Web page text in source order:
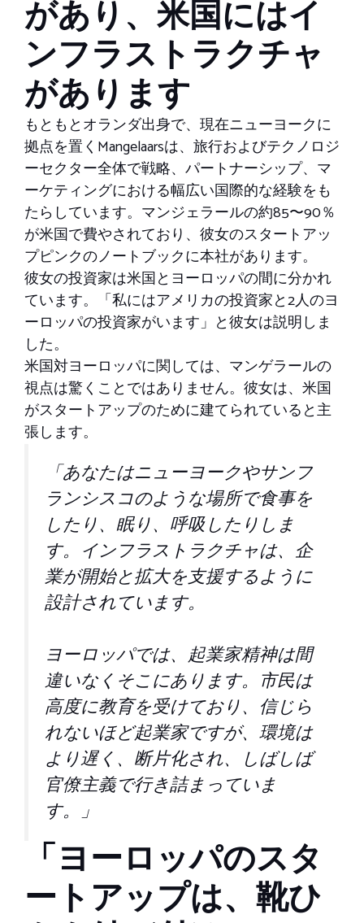
があり、米国にはイ
ンフラストラクチャ
があります
もともとオランダ出身で、現在ニューヨークに
拠点を置くMangelaarsは、旅行およびテクノロジ
ーセクター全体で戦略、パートナーシップ、マ
ーケティングにおける幅広い国際的な経験をも
たらしています。マンジェラールの約85〜90％
が米国で費やされており、彼女のスタートアッ
プピンクのノートブックに本社があります。
彼女の投資家は米国とヨーロッパの間に分かれ
ています。「私にはアメリカの投資家と2人のヨ
ーロッパの投資家がいます」と彼女は説明しま
した。
米国対ヨーロッパに関しては、マンゲラールの
視点は驚くことではありません。彼女は、米国
がスタートアップのために建てられていると主
張します。
「あなたはニューヨークやサンフ
ランシスコのような場所で食事を
したり、眠り、呼吸したりしま
す。インフラストラクチャは、企
業が開始と拡大を支援するように
設計されています。
ヨーロッパでは、起業家精神は間
違いなくそこにあります。市民は
高度に教育を受けており、信じら
れないほど起業家ですが、環境は
より遅く、断片化され、しばしば
官僚主義で行き詰まっていま
す。」
「ヨーロッパのスタ
ートアップは、靴ひ